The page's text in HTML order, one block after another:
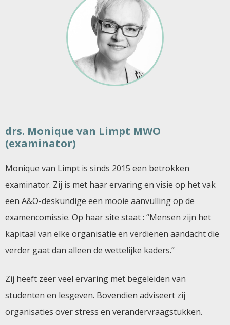
drs. Monique van Limpt MWO
(examinator)
Monique van Limpt is sinds 2015 een betrokken
examinator. Zij is met haar ervaring en visie op het vak
een A&O-deskundige een mooie aanvulling op de
examencomissie. Op haar site staat : “Mensen zijn het
kapitaal van elke organisatie en verdienen aandacht die
verder gaat dan alleen de wettelijke kaders.”
Zij heeft zeer veel ervaring met begeleiden van
studenten en lesgeven. Bovendien adviseert zij
organisaties over stress en verandervraagstukken.